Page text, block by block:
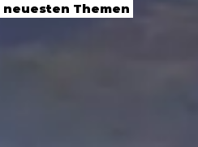
neuesten Themen